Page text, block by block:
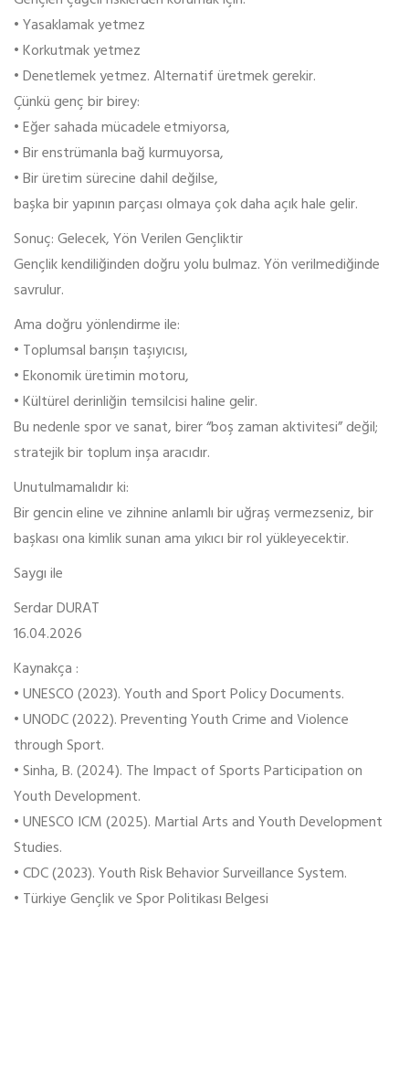
• Yasaklamak yetmez
• Korkutmak yetmez
• Denetlemek yetmez. Alternatif üretmek gerekir.
Çünkü genç bir birey:
• Eğer sahada mücadele etmiyorsa,
• Bir enstrümanla bağ kurmuyorsa,
• Bir üretim sürecine dahil değilse,
başka bir yapının parçası olmaya çok daha açık hale gelir.
Sonuç: Gelecek, Yön Verilen Gençliktir
Gençlik kendiliğinden doğru yolu bulmaz. Yön verilmediğinde
savrulur.
Ama doğru yönlendirme ile:
• Toplumsal barışın taşıyıcısı,
• Ekonomik üretimin motoru,
• Kültürel derinliğin temsilcisi haline gelir.
Bu nedenle spor ve sanat, birer “boş zaman aktivitesi” değil;
stratejik bir toplum inşa aracıdır.
Unutulmamalıdır ki:
Bir gencin eline ve zihnine anlamlı bir uğraş vermezseniz, bir
başkası ona kimlik sunan ama yıkıcı bir rol yükleyecektir.
Saygı ile
Serdar DURAT
16.04.2026
Kaynakça :
• UNESCO (2023). Youth and Sport Policy Documents.
• UNODC (2022). Preventing Youth Crime and Violence
through Sport.
• Sinha, B. (2024). The Impact of Sports Participation on
Youth Development.
• UNESCO ICM (2025). Martial Arts and Youth Development
Studies.
• CDC (2023). Youth Risk Behavior Surveillance System.
• Türkiye Gençlik ve Spor Politikası Belgesi